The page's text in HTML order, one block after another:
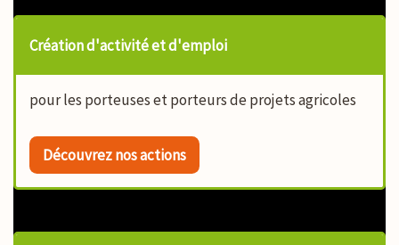
Création d'activité et d'emploi
pour les porteuses et porteurs de projets agricoles
Découvrez nos actions